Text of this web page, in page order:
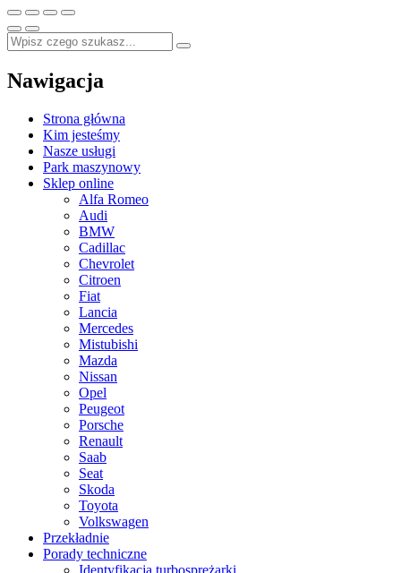
Nawigacja
Strona główna
Kim jesteśmy
Nasze usługi
Park maszynowy
Sklep online
Alfa Romeo
Audi
BMW
Cadillac
Chevrolet
Citroen
Fiat
Lancia
Mercedes
Mistubishi
Mazda
Nissan
Opel
Peugeot
Porsche
Renault
Saab
Seat
Skoda
Toyota
Volkswagen
Przekładnie
Porady techniczne